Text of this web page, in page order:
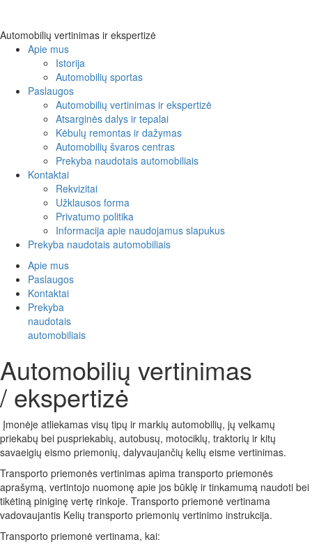
Automobilių vertinimas ir ekspertizė
Apie mus
Istorija
Automobilių sportas
Paslaugos
Automobilių vertinimas ir ekspertizė
Atsarginės dalys ir tepalai
Kėbulų remontas ir dažymas
Automobilių švaros centras
Prekyba naudotais automobiliais
Kontaktai
Rekvizitai
Užklausos forma
Privatumo politika
Informacija apie naudojamus slapukus
Prekyba naudotais automobiliais
Apie mus
Paslaugos
Kontaktai
Prekyba
naudotais
automobiliais
Automobilių vertinimas
/ ekspertizė
Įmonėje atliekamas visų tipų ir markių automobilių, jų velkamų
priekabų bei puspriekabių, autobusų, motociklų, traktorių ir kitų
savaeigių eismo priemonių, dalyvaujančių kelių eisme vertinimas.
Transporto priemonės vertinimas apima transporto priemonės
aprašymą, vertintojo nuomonę apie jos būklę ir tinkamumą naudoti bei
tikėtiną piniginę vertę rinkoje. Transporto priemonė vertinama
vadovaujantis Kelių transporto priemonių vertinimo instrukcija.
Transporto priemonė vertinama, kai: